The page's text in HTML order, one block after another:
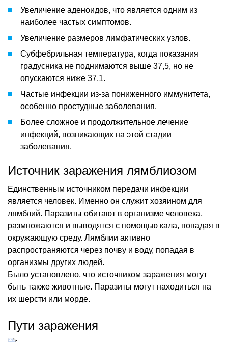
Увеличение аденоидов, что является одним из
наиболее частых симптомов.
Увеличение размеров лимфатических узлов.
Субфебрильная температура, когда показания
градусника не поднимаются выше 37,5, но не
опускаются ниже 37,1.
Частые инфекции из-за пониженного иммунитета,
особенно простудные заболевания.
Более сложное и продолжительное лечение
инфекций, возникающих на этой стадии
заболевания.
Источник заражения лямблиозом
Единственным источником передачи инфекции
является человек. Именно он служит хозяином для
лямблий. Паразиты обитают в организме человека,
размножаются и выводятся с помощью кала, попадая в
окружающую среду. Лямблии активно
распространяются через почву и воду, попадая в
организмы других людей.
Было установлено, что источником заражения могут
быть также животные. Паразиты могут находиться на
их шерсти или морде.
Пути заражения